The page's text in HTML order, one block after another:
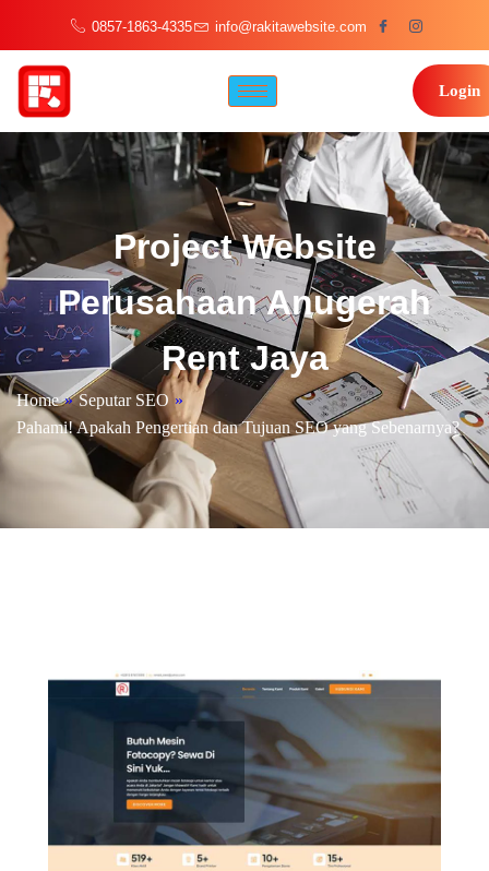
0857-1863-4335 info@rakitawebsite.com
Login
Project Website
Perusahaan Anugerah
Rent Jaya
Home » Seputar SEO »
Pahami! Apakah Pengertian dan Tujuan SEO yang Sebenarnya?